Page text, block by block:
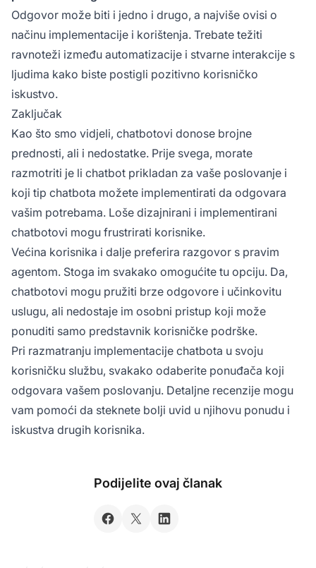
Odgovor može biti i jedno i drugo, a najviše ovisi o
načinu implementacije i korištenja. Trebate težiti
ravnoteži između automatizacije i stvarne interakcije s
ljudima kako biste postigli pozitivno korisničko
iskustvo.
Zaključak
Kao što smo vidjeli, chatbotovi donose brojne
prednosti, ali i nedostatke. Prije svega, morate
razmotriti je li chatbot prikladan za vaše poslovanje i
koji tip chatbota možete implementirati da odgovara
vašim potrebama. Loše dizajnirani i implementirani
chatbotovi mogu frustrirati korisnike.
Većina korisnika i dalje preferira razgovor s pravim
agentom. Stoga im svakako omogućite tu opciju. Da,
chatbotovi mogu pružiti brze odgovore i učinkovitu
uslugu, ali nedostaje im osobni pristup koji može
ponuditi samo predstavnik korisničke podrške.
Pri razmatranju implementacije chatbota u svoju
korisničku službu, svakako odaberite ponuđača koji
odgovara vašem poslovanju. Detaljne recenzije mogu
vam pomoći da steknete bolji uvid u njihovu ponudu i
iskustva drugih korisnika.
Podijelite ovaj članak